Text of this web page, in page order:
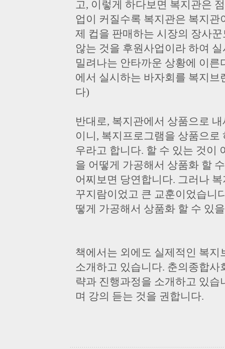
고, 이렇게 하다보면 복지관은
업이 커질수록 복지관은 복지
제 컵을 판매하는 시장의 장사
않는 것을 후원사업이라 하여
밀려나는 안타까운 상황에 이른
에서 실시하는 바자회를 복지
다)
반대로, 복지관에서 상품으로
이니, 복지프로그램을 상품으로
우라고 합니다. 할 수 있는 것이
을 어떻게 가공해서 상품화 할
어찌보면 당연합니다. 그러나
꾸지람이었고 큰 교훈이었습니
떻게 가공해서 상품화 할 수 있
책에서는 외에도 실제적인 복
소개하고 있습니다. 춘의종합
략과 진행과정을 소개하고 있
며 강의 듣는 것을 권합니다.